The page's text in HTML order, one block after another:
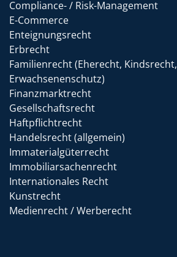
Compliance- / Risk-Management
E-Commerce
Enteignungsrecht
Erbrecht
Familienrecht (Eherecht, Kindsrecht,
Erwachsenenschutz)
Finanzmarktrecht
Gesellschaftsrecht
Haftpflichtrecht
Handelsrecht (allgemein)
Immaterialgüterrecht
Immobiliarsachenrecht
Internationales Recht
Kunstrecht
Medienrecht / Werberecht